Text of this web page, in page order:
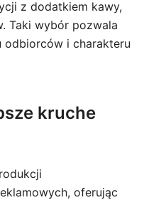
z dodatkiem kawy,
Taki wybór pozwala
i charakteru
kruche
oferując